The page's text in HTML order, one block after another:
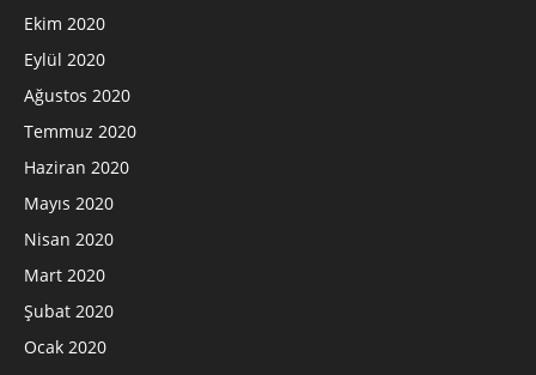
Ekim 2020
Eylül 2020
Ağustos 2020
Temmuz 2020
Haziran 2020
Mayıs 2020
Nisan 2020
Mart 2020
Şubat 2020
Ocak 2020